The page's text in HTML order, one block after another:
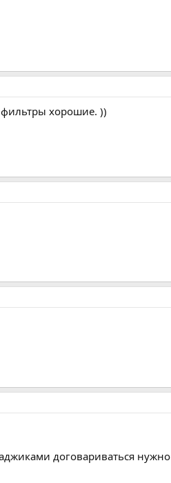
хорошие. ))
договариваться нужно